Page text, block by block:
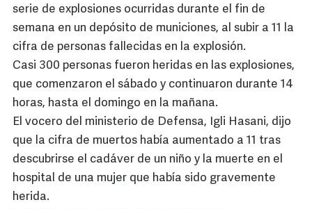
serie de explosiones ocurridas durante el fin de
semana en un depósito de municiones, al subir a 11 la
cifra de personas fallecidas en la explosión.
Casi 300 personas fueron heridas en las explosiones,
que comenzaron el sábado y continuaron durante 14
horas, hasta el domingo en la mañana.
El vocero del ministerio de Defensa, Igli Hasani, dijo
que la cifra de muertos había aumentado a 11 tras
descubrirse el cadáver de un niño y la muerte en el
hospital de una mujer que había sido gravemente
herida.